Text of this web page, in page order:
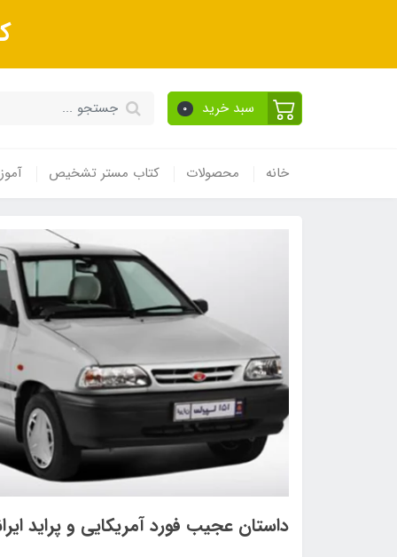
سبد خرید 0
خانه محصولات کتاب مستر تشخیص
داستان عجیب فورد آمریکایی و پراید